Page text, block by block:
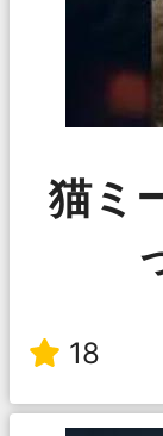
猫ミ
18